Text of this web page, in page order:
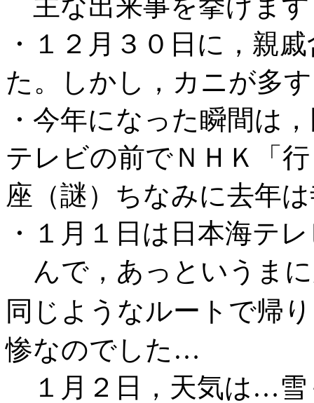
・１２月３０日に，親
た。しかし，カニが多
・今年になった瞬間は
テレビの前でＮＨＫ「
座（謎）ちなみに去年
・１月１日は日本海テ
んで，あっというま
同じようなルートで帰
惨なのでした…
１月２日，天気は…雪